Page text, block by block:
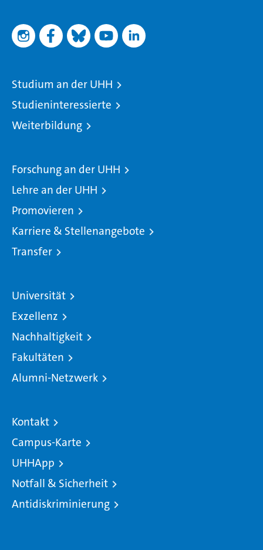
Studium an der UHH
Studieninteressierte
Weiterbildung
Forschung an der UHH
Lehre an der UHH
Promovieren
Karriere & Stellenangebote
Transfer
Universität
Exzellenz
Nachhaltigkeit
Fakultäten
Alumni-Netzwerk
Kontakt
Campus-Karte
UHHApp
Notfall & Sicherheit
Antidiskriminierung